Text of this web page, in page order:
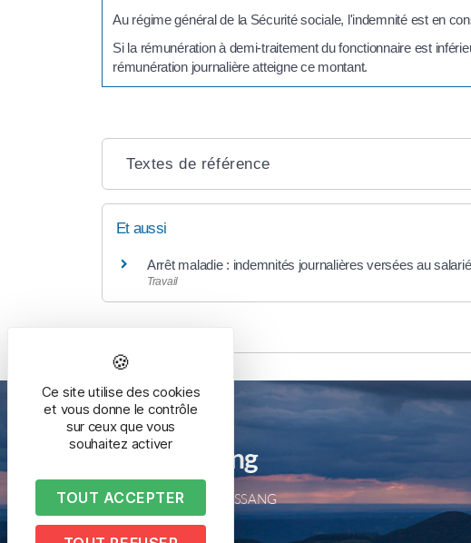
Au régime général de la Sécurité sociale, l'indemnité est en
Si la rémunération à demi-traitement du fonctionnaire est
rémunération journalière atteigne ce montant.
Textes de référence
Et aussi
Arrêt maladie : indemnités journalières versées au salarié
Travail
Mairie de Bussang
2 place de la mairie – 88540 BUSSANG
Tél. 03 29 61 50 05
Ce site utilise des cookies
et vous donne le contrôle
sur ceux que vous
souhaitez activer
TOUT ACCEPTER